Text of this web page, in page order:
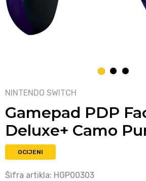
1 2 3
NINTENDO SWITCH
Gamepad PDP
Deluxe+ Camo
OCIJENI
Šifra artikla: HGP00303